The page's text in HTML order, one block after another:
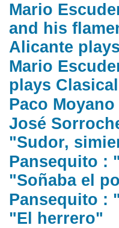
Mario
and his
Alicante
Mario
plays
Paco
José
"Sudor,
Pansequito :
"Soñaba el
Pansequito :
"El herrero"